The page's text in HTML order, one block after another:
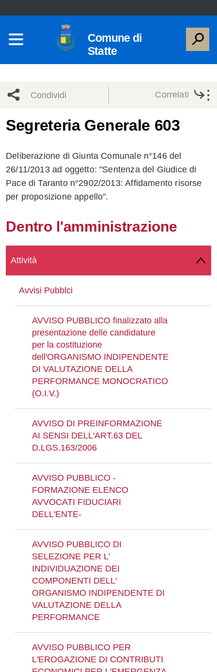
Comune di
Statte
Condividi
network
Condividi
Condividi
Facebook
su
Twitter
Condividi
su
Condividi
Whatsapp
Correlati
Segreteria Generale 603
Deliberazione di Giunta Comunale n°146 del
26/11/2013 ad oggetto: "Sentenza del Giudice di
Pace di Taranto n°2902/2013: Affidamento risorse
per proposizione appello".
Dentro l'amministrazione
Attività
Avvisi Pubblci
AVVISO PUBBLICO finalizzato alla
presentazione delle candidature
per la costituzione
dell'ORGANISMO INDIPENDENTE
DI VALUTAZIONE DELLA
PERFORMANCE MONOCRATICO
(O.I.V.)
AVVISO DI PREINFORMAZIONE
AI SENSI DELL'ART.63 DEL
D.LGS.163/2006
AVVISO PUBBLICO -
FORMAZIONE ELENCO
AVVOCATI FIDUCIARI
DELL'ENTE-
AVVISO PUBBLICO DI
SELEZIONE PER L'
INDIVIDUAZIONE DEI
COMPONENTI DELL'
ORGANISMO INDIPENDENTE DI
VALUTAZIONE DELLA
PERFORMANCE
AVVISO PUBBLICO PER
L'EROGAZIONE DI CONTRIBUTI